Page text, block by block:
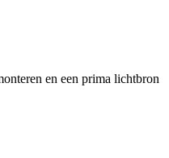
en een prima lichtbron